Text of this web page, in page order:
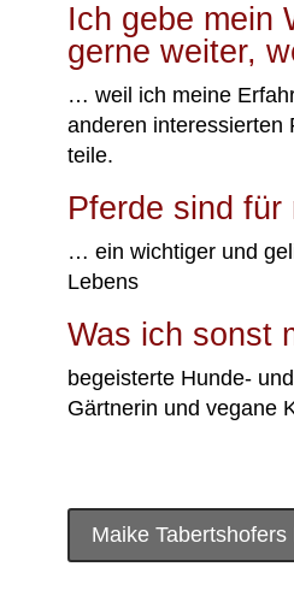
Ich gebe mein
gerne weiter,
… weil ich meine
anderen interessierten
teile.
Pferde sind
… ein wichtiger und
Lebens
Was ich sonst
begeisterte Hunde-
Gärtnerin und vegane
Maike